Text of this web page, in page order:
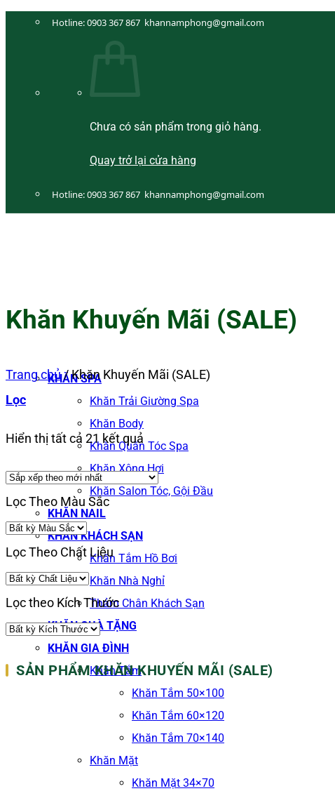
Hotline:0903 367 867 khannamphong@gmail.com
Chưa có sản phẩm trong giỏ hàng.
Quay trở lại cửa hàng
Hotline:0903 367 867 khannamphong@gmail.com
KHĂN SPA
Khăn Trải Giường Spa
Khăn Body
Khăn Quấn Tóc Spa
Khăn Xông Hơi
Khăn Salon Tóc, Gội Đầu
KHĂN NAIL
KHĂN KHÁCH SẠN
Khăn Tắm Hồ Bơi
Khăn Nhà Nghỉ
Thảm Chân Khách Sạn
KHĂN QUÀ TẶNG
KHĂN GIA ĐÌNH
Khăn Tắm
Khăn Tắm 50×100
Khăn Tắm 60×120
Khăn Tắm 70×140
Khăn Mặt
Khăn Mặt 34×70
Khăn Khuyến Mãi (SALE)
Trang chủ/Khăn Khuyến Mãi (SALE)
Lọc
Hiển thị tất cả 21 kết quả
sắp
xếp
nhất
Lọc Theo Màu Sắc
Lọc Theo Chất Liệu
Lọc theo Kích Thước
SẢN PHẨM KHĂN KHUYẾN MÃI (SALE)